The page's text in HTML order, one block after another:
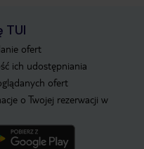
TUI
ofert
ich udostępniania
ofert
o Twojej rezerwacji w